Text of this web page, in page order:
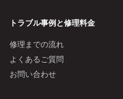
トラブル事例と修理料金
修理までの流れ
よくあるご質問
お問い合わせ